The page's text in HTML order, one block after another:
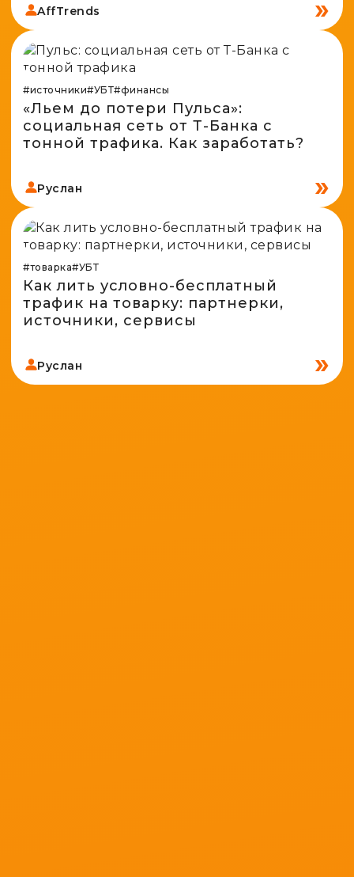
AffTrends
#источники#УБТ#финансы
«Льем до потери Пульса»:
социальная сеть от Т-Банка с
тонной трафика. Как заработать?
Руслан
#товарка#УБТ
Как лить условно-бесплатный
трафик на товарку: партнерки,
источники, сервисы
Руслан